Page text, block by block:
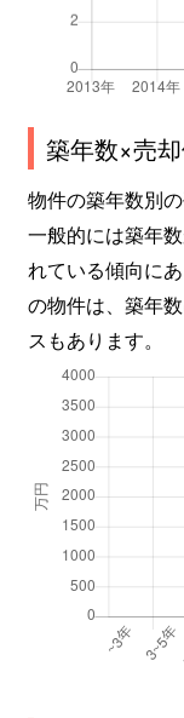
築年数×売
物件の築年数別
一般的には築年
れている傾向に
の物件は、築年
スもあります。